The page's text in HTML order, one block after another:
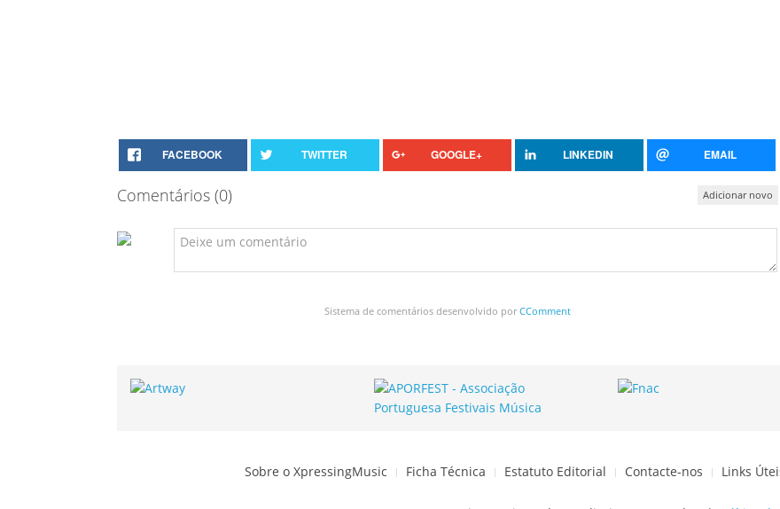
FACEBOOK TWITTER GOOGLE+ LINKEDIN EMAIL
Comentários (0) Adicionar novo
Sistema de comentários desenvolvido por CComment
Sobre o XpressingMusic Ficha Técnica Estatuto Editorial Contacte-nos Links